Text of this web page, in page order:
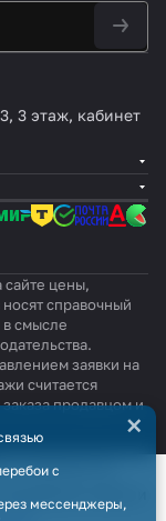
3 этаж, кабинет
цены,
справочный
в смысле
заявки на
считается
продавцом и
с
мессенджеры,
×
согласие на
сайта и